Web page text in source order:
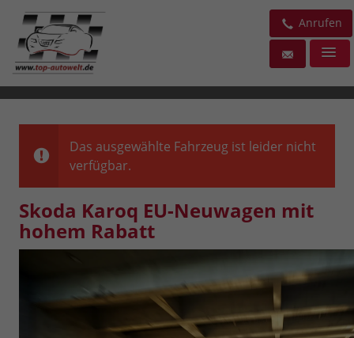
Anrufen
Das ausgewählte Fahrzeug ist leider nicht
verfügbar.
Skoda Karoq EU-Neuwagen mit
hohem Rabatt